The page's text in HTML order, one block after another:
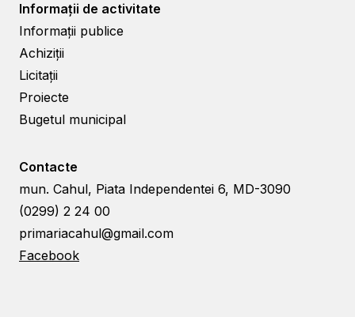
Informații de activitate
Informații publice
Achiziții
Licitații
Proiecte
Bugetul municipal
Contacte
mun. Cahul, Piata Independentei 6, MD-3090
(0299) 2 24 00
primariacahul@gmail.com
Facebook